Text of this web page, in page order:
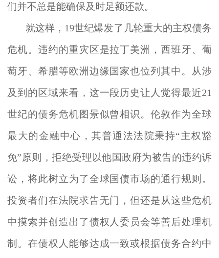
们并不总是能确保及时足额还款。
就这样，19世纪爆发了几轮重大的主权债务
危机。违约的重灾区是拉丁美洲，西班牙、葡
萄牙、希腊等欧洲边缘国家也位列其中。从涉
及到的区域来看，这一段历史让人觉得最近21
世纪的债务危机图景似曾相识。伦敦作为全球
最大的金融中心，其普通法法院秉持“主权豁
免”原则，拒绝受理以他国政府为被告的违约诉
讼，将此树立为了全球国债市场的通行规则。
投资者们在法院求告无门，但还是从这些危机
中摸索并创造出了债权人委员会等善后处理机
制。在债权人能够达成一致或根据债务合约中